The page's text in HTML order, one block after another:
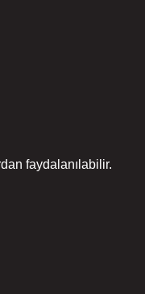
faydalanılabilir.